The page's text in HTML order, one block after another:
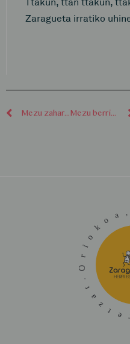
Zaragueta irratiko
Mezu zaharragoak Mezu berriagoak